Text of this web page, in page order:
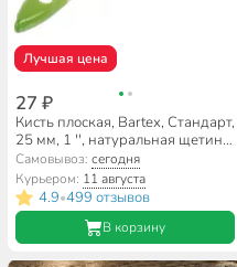
Лучшая цена
27 ₽
Кисть плоская, Bartex, Стандарт,
25 мм, 1 '', натуральная щетина,
рукоятка дерево, 1117110
Самовывоз:сегодня
Курьером: 11 августа
4.9•499 отзывов
В корзину